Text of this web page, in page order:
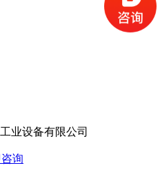
业设备有限公司
询